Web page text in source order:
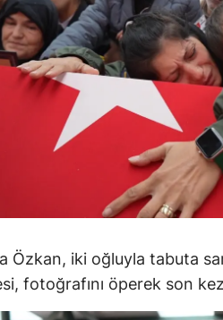
Kayseri
Kırklareli
Kırşehir
Kocaeli
Konya
Kütahya
Manisa
Özkan, iki oğluyla tabuta
fotoğrafını öperek son